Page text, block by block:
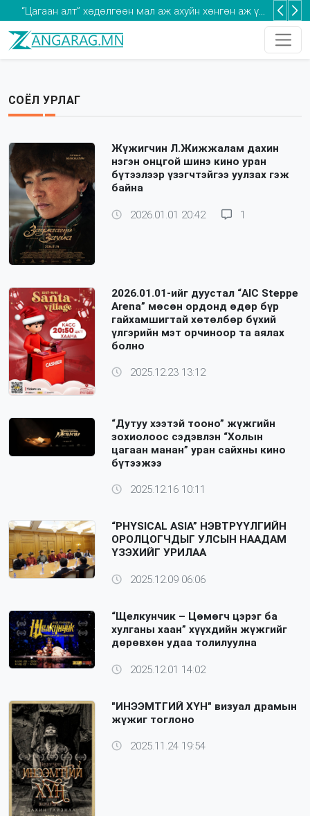
“Цагаан алт” хөдөлгөөн мал аж ахуйн хөнгөн аж үйлдвэрлэлийн салбарт сүүлийн 30 гаруй жилд байгаагүй дэмжлэг үзүүлнэ
СОЁЛ УРЛАГ
Жүжигчин Л.Жижжалам дахин
нэгэн онцгой шинэ кино уран
бүтээлээр үзэгчтэйгээ уулзах гэж
байна
2026.01.01 20:42 1
2026.01.01-ийг дуустал “AIC Steppe
Arena” мөсөн ордонд өдөр бүр
гайхамшигтай хөтөлбөр бүхий
үлгэрийн мэт орчиноор та аялах
болно
2025.12.23 13:12
“Дутуу хээтэй тооно” жүжгийн
зохиолоос сэдэвлэн “Холын
цагаан манан” уран сайхны кино
бүтээжээ
2025.12.16 10:11
“PHYSICAL ASIA” НЭВТРҮҮЛГИЙН
ОРОЛЦОГЧДЫГ УЛСЫН НААДАМ
ҮЗЭХИЙГ УРИЛАА
2025.12.09 06:06
“Щелкунчик – Цөмөгч цэрэг ба
хулганы хаан” хүүхдийн жүжгийг
дөрөвхөн удаа толилуулна
2025.12.01 14:02
"ИНЭЭМТГИЙ ХҮН" визуал драмын
жүжиг тоглоно
2025.11.24 19:54